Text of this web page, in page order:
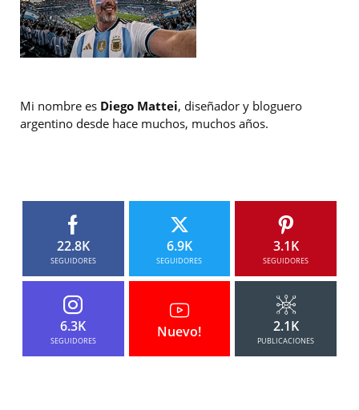
Mi nombre es Diego Mattei, diseñador y bloguero
argentino desde hace muchos, muchos años.
22.8K
SEGUIDORES
6.9K
SEGUIDORES
3.1K
SEGUIDORES
6.3K
SEGUIDORES
Nuevo! 2.1K
PUBLICACIONES